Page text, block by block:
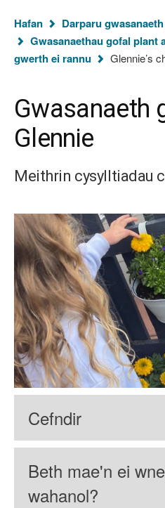
Cymru
Rydych
chi
yma:
Hafan Darparu
Gwasanaethau gofal plant
gwerth ei rannu
Glennie’s
Gwasanaeth
Glennie
Meithrin cysylltiadau
Cefndir
Beth mae'n ei
wahanol?